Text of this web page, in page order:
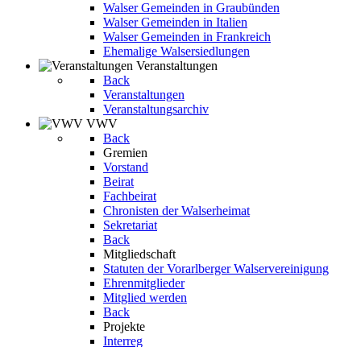
Walser Gemeinden in Graubünden
Walser Gemeinden in Italien
Walser Gemeinden in Frankreich
Ehemalige Walsersiedlungen
Veranstaltungen
Back
Veranstaltungen
Veranstaltungsarchiv
VWV
Back
Gremien
Vorstand
Beirat
Fachbeirat
Chronisten der Walserheimat
Sekretariat
Back
Mitgliedschaft
Statuten der Vorarlberger Walservereinigung
Ehrenmitglieder
Mitglied werden
Back
Projekte
Interreg